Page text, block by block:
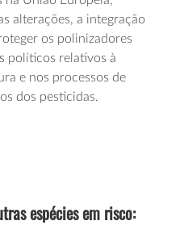
alterações, a integração
os polinizadores
políticos relativos à
e nos processos de
dos pesticidas.
espécies em risco: